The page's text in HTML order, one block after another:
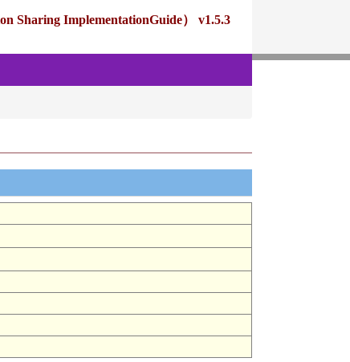
ImplementationGuide） v1.5.3